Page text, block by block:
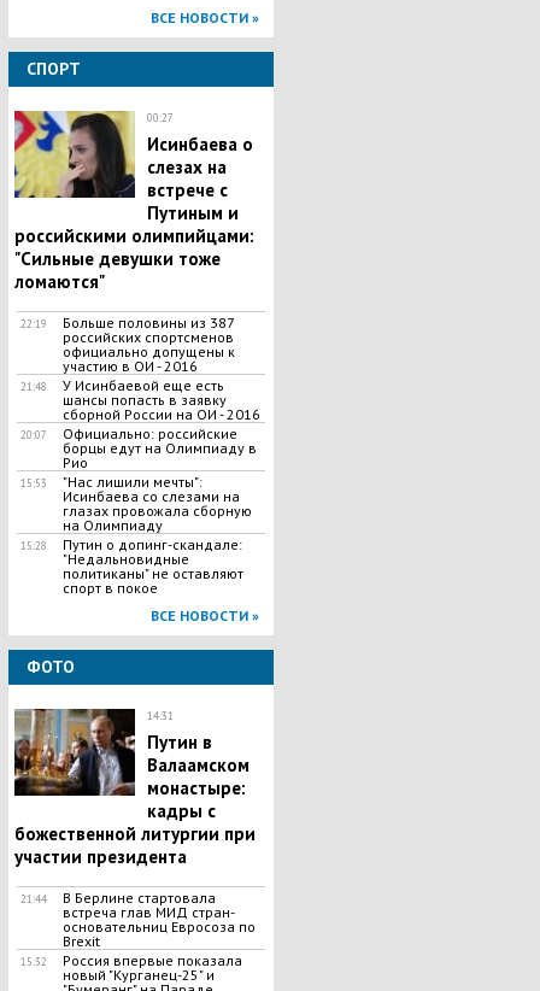
ВСЕ НОВОСТИ »
СПОРТ
00:27
Исинбаева о
слезах на
встрече с
Путиным и
российскими олимпийцами:
"Сильные девушки тоже
ломаются"
22:19
Больше половины из 387
российских спортсменов
официально допущены к
участию в ОИ - 2016
21:48
У Исинбаевой еще есть
шансы попасть в заявку
сборной России на ОИ - 2016
20:07
Официально: российские
борцы едут на Олимпиаду в
Рио
15:53
"Нас лишили мечты":
Исинбаева со слезами на
глазах провожала сборную
на Олимпиаду
15:28
Путин о допинг-скандале:
"Недальновидные
политиканы" не оставляют
спорт в покое
ВСЕ НОВОСТИ »
ФОТО
14:31
Путин в
Валаамском
монастыре:
кадры с
божественной литургии при
участии президента
21:44
В Берлине стартовала
встреча глав МИД стран-
основательниц Евросоза по
Brexit
15:32
Россия впервые показала
новый "Курганец-25" и